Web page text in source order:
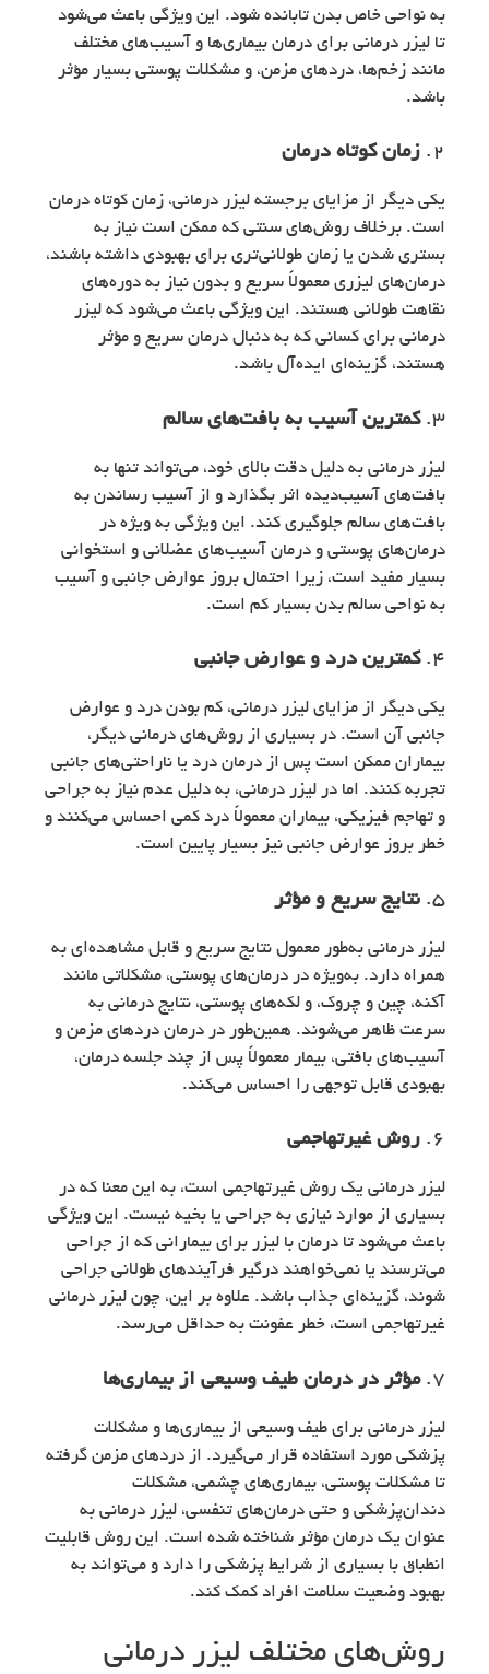
به نواحی خاص بدن تابانده شود. این ویژگی باعث می‌شود
تا لیزر درمانی برای درمان بیماری‌ها و آسیب‌های مختلف
مانند زخم‌ها، دردهای مزمن، و مشکلات پوستی بسیار مؤثر
باشد.
2. زمان کوتاه درمان
یکی دیگر از مزایای برجسته لیزر درمانی، زمان کوتاه درمان
است. برخلاف روش‌های سنتی که ممکن است نیاز به
بستری شدن یا زمان طولانی‌تری برای بهبودی داشته باشند،
درمان‌های لیزری معمولاً سریع و بدون نیاز به دوره‌های
نقاهت طولانی هستند. این ویژگی باعث می‌شود که لیزر
درمانی برای کسانی که به دنبال درمان سریع و مؤثر
هستند، گزینه‌ای ایده‌آل باشد.
3. کمترین آسیب به بافت‌های سالم
لیزر درمانی به دلیل دقت بالای خود، می‌تواند تنها به
بافت‌های آسیب‌دیده اثر بگذارد و از آسیب رساندن به
بافت‌های سالم جلوگیری کند. این ویژگی به ویژه در
درمان‌های پوستی و درمان آسیب‌های عضلانی و استخوانی
بسیار مفید است، زیرا احتمال بروز عوارض جانبی و آسیب
به نواحی سالم بدن بسیار کم است.
4. کمترین درد و عوارض جانبی
یکی دیگر از مزایای لیزر درمانی، کم بودن درد و عوارض
جانبی آن است. در بسیاری از روش‌های درمانی دیگر،
بیماران ممکن است پس از درمان درد یا ناراحتی‌های جانبی
تجربه کنند. اما در لیزر درمانی، به دلیل عدم نیاز به جراحی
و تهاجم فیزیکی، بیماران معمولاً درد کمی احساس می‌کنند و
خطر بروز عوارض جانبی نیز بسیار پایین است.
5. نتایج سریع و مؤثر
لیزر درمانی به‌طور معمول نتایج سریع و قابل مشاهده‌ای به
همراه دارد. به‌ویژه در درمان‌های پوستی، مشکلاتی مانند
آکنه، چین و چروک، و لکه‌های پوستی، نتایج درمانی به
سرعت ظاهر می‌شوند. همین‌طور در درمان دردهای مزمن و
آسیب‌های بافتی، بیمار معمولاً پس از چند جلسه درمان،
بهبودی قابل توجهی را احساس می‌کند.
6. روش غیرتهاجمی
لیزر درمانی یک روش غیرتهاجمی است، به این معنا که در
بسیاری از موارد نیازی به جراحی یا بخیه نیست. این ویژگی
باعث می‌شود تا درمان با لیزر برای بیمارانی که از جراحی
می‌ترسند یا نمی‌خواهند درگیر فرآیندهای طولانی جراحی
شوند، گزینه‌ای جذاب باشد. علاوه بر این، چون لیزر درمانی
غیرتهاجمی است، خطر عفونت به حداقل می‌رسد.
7. مؤثر در درمان طیف وسیعی از بیماری‌ها
لیزر درمانی برای طیف وسیعی از بیماری‌ها و مشکلات
پزشکی مورد استفاده قرار می‌گیرد. از دردهای مزمن گرفته
تا مشکلات پوستی، بیماری‌های چشمی، مشکلات
دندان‌پزشکی و حتی درمان‌های تنفسی، لیزر درمانی به
عنوان یک درمان مؤثر شناخته شده است. این روش قابلیت
انطباق با بسیاری از شرایط پزشکی را دارد و می‌تواند به
بهبود وضعیت سلامت افراد کمک کند.
روش‌های مختلف لیزر درمانی